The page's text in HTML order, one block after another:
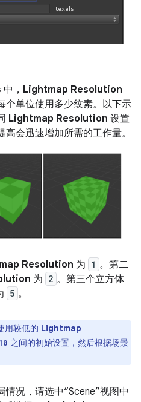
中， Lightmap Resolution
个单位使用多少纹素。以下示
Lightmap Resolution 设置
会迅速增加所需的工作量。
Resolution 为 1 。第二
为 2 。第三个立方体
5 。
用较低的 Lightmap
之间的初始设置，然后根据场景
况，请选中“Scene”视图中